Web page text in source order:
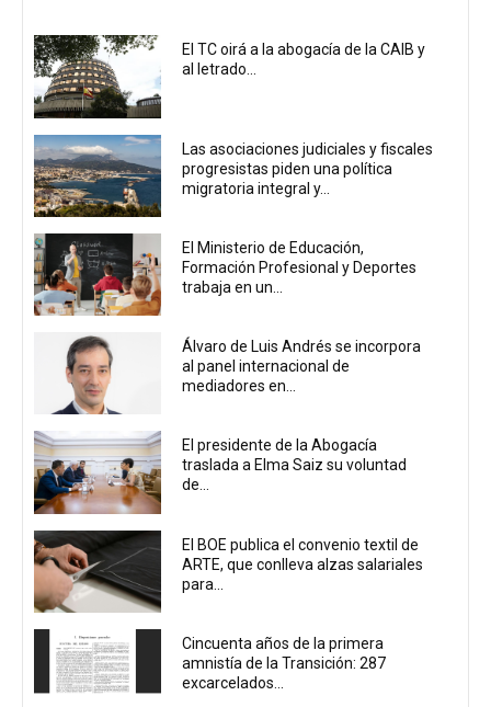
El TC oirá a la abogacía de la CAIB y
al letrado...
Las asociaciones judiciales y fiscales
progresistas piden una política
migratoria integral y...
El Ministerio de Educación,
Formación Profesional y Deportes
trabaja en un...
Álvaro de Luis Andrés se incorpora
al panel internacional de
mediadores en...
El presidente de la Abogacía
traslada a Elma Saiz su voluntad
de...
El BOE publica el convenio textil de
ARTE, que conlleva alzas salariales
para...
Cincuenta años de la primera
amnistía de la Transición: 287
excarcelados...